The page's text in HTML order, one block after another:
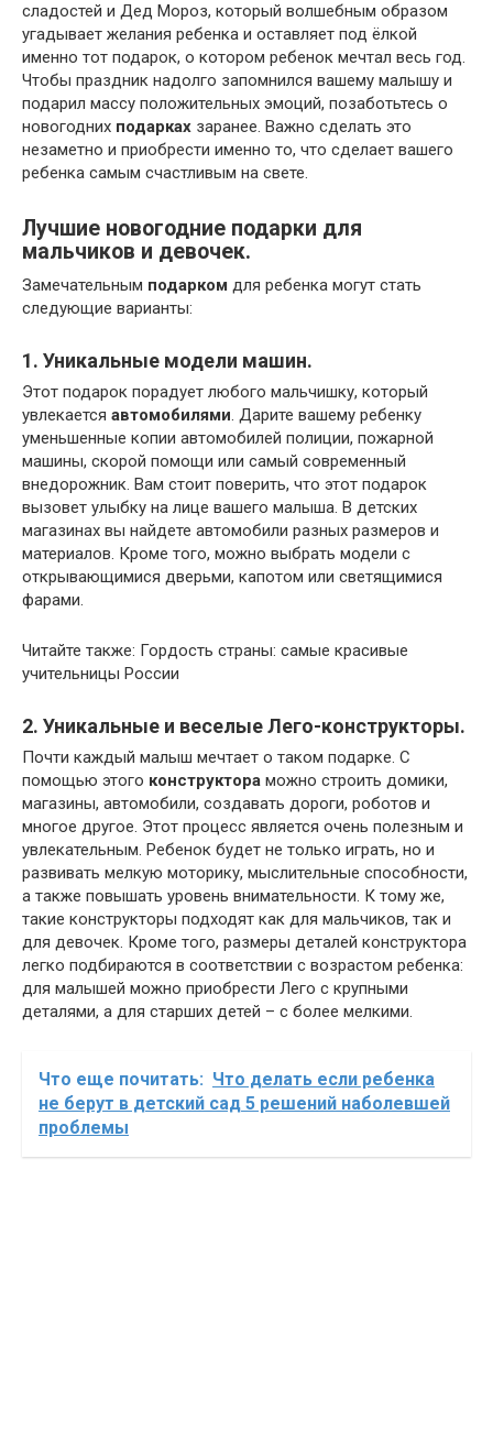
сладостей и Дед Мороз, который волшебным образом
угадывает желания ребенка и оставляет под ёлкой
именно тот подарок, о котором ребенок мечтал весь год.
Чтобы праздник надолго запомнился вашему малышу и
подарил массу положительных эмоций, позаботьтесь о
новогодних подарках заранее. Важно сделать это
незаметно и приобрести именно то, что сделает вашего
ребенка самым счастливым на свете.
Лучшие новогодние подарки для
мальчиков и девочек.
Замечательным подарком для ребенка могут стать
следующие варианты:
1. Уникальные модели машин.
Этот подарок порадует любого мальчишку, который
увлекается автомобилями. Дарите вашему ребенку
уменьшенные копии автомобилей полиции, пожарной
машины, скорой помощи или самый современный
внедорожник. Вам стоит поверить, что этот подарок
вызовет улыбку на лице вашего малыша. В детских
магазинах вы найдете автомобили разных размеров и
материалов. Кроме того, можно выбрать модели с
открывающимися дверьми, капотом или светящимися
фарами.
Читайте также: Гордость страны: самые красивые
учительницы России
2. Уникальные и веселые Лего-конструкторы.
Почти каждый малыш мечтает о таком подарке. С
помощью этого конструктора можно строить домики,
магазины, автомобили, создавать дороги, роботов и
многое другое. Этот процесс является очень полезным и
увлекательным. Ребенок будет не только играть, но и
развивать мелкую моторику, мыслительные способности,
а также повышать уровень внимательности. К тому же,
такие конструкторы подходят как для мальчиков, так и
для девочек. Кроме того, размеры деталей конструктора
легко подбираются в соответствии с возрастом ребенка:
для малышей можно приобрести Лего с крупными
деталями, а для старших детей – с более мелкими.
Что еще почитать: Что делать если ребенка
не берут в детский сад 5 решений наболевшей
проблемы